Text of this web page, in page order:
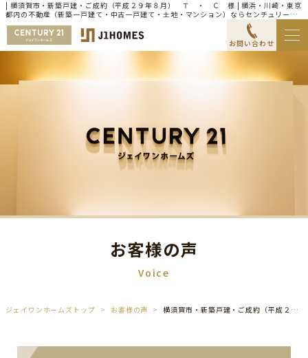
| 横須賀市・新築戸建・ご成約（平成２９年８月） Ｔ ・ Ｃ 様 | 横浜・川崎・東京
都内の不動産（新築一戸建て・中古一戸建て・土地・マンション）ならセンチュリー21
ジェイワンホームズ
お問い合わせ
お客様の声
Voice
ジェイワンホームズトップ お客様の声 横須賀市・新築戸建・ご成約（平成２９年８月） Ｔ ・ Ｃ 様